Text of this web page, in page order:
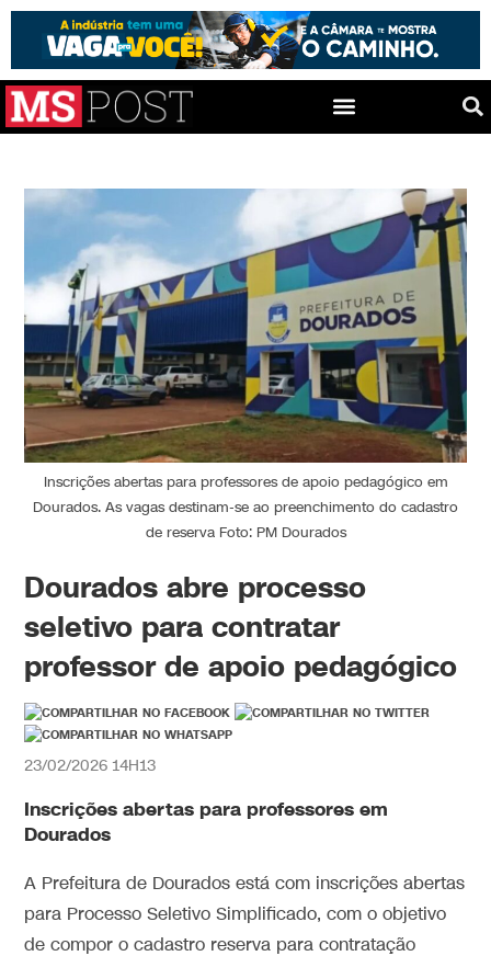
Inscrições abertas para professores de apoio pedagógico em
Dourados. As vagas destinam-se ao preenchimento do cadastro
de reserva Foto: PM Dourados
Dourados abre processo
seletivo para contratar
professor de apoio pedagógico
23/02/2026 14H13
Inscrições abertas para professores em
Dourados
A Prefeitura de Dourados está com inscrições abertas
para Processo Seletivo Simplificado, com o objetivo
de compor o cadastro reserva para contratação